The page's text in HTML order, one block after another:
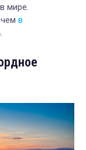
мире.
в